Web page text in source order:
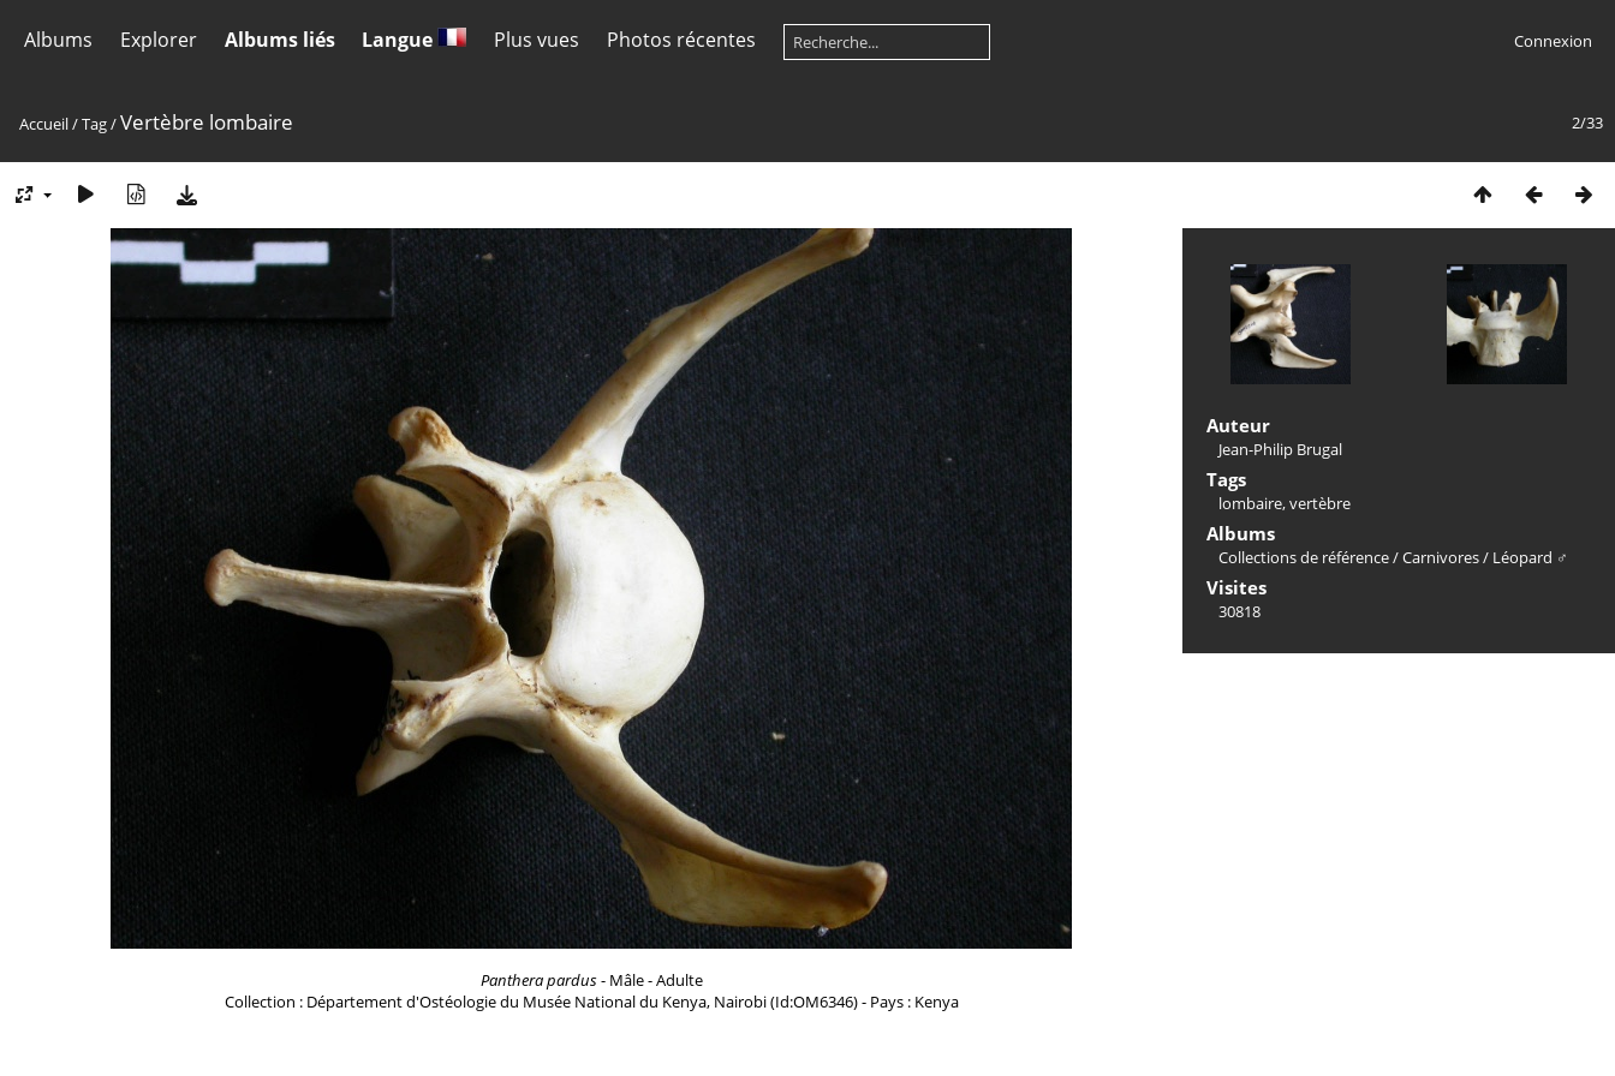
Albums Explorer Albums liés Langue Plus vues Photos récentes Connexion
2/33
Accueil/Tag/Vertèbre lombaire
Panthera pardus- Mâle - Adulte
Collection : Département d'Ostéologie du Musée National du Kenya, Nairobi (Id:OM6346) - Pays : Kenya
Auteur
Jean-Philip Brugal
Tags
lombaire,vertèbre
Albums
Collections de référence/Carnivores/ Léopard ♂
Visites
30818